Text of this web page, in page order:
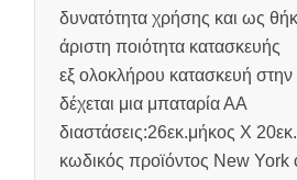
δυνατότητα χρήσης και ως
άριστη ποιότητα κατασκευής
εξ ολοκλήρου κατασκευή στην
δέχεται μια μπαταρία ΑΑ
διαστάσεις:26εκ.μήκος Χ
κωδικός προϊόντος New